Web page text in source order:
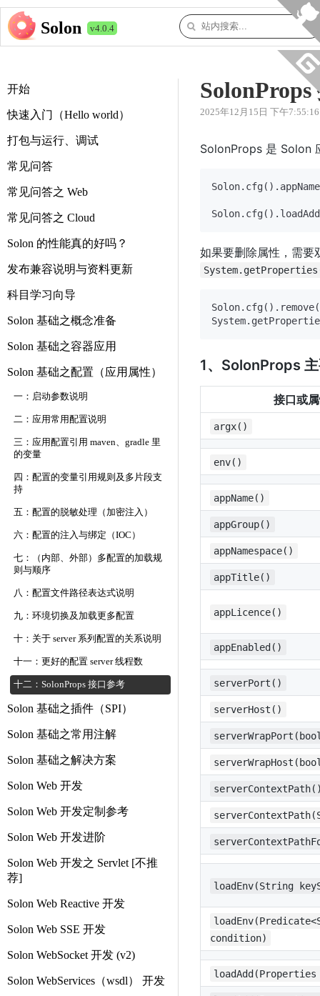
Solon v4.0.4
开始
快速入门（Hello world）
打包与运行、调试
常见问答
常见问答之 Web
常见问答之 Cloud
Solon 的性能真的好吗？
发布兼容说明与资料更新
科目学习向导
Solon 基础之概念准备
Solon 基础之容器应用
Solon 基础之配置（应用属性）
一：启动参数说明
二：应用常用配置说明
三：应用配置引用 maven、gradle 里
的变量
四：配置的变量引用规则及多片段支
持
五：配置的脱敏处理（加密注入）
六：配置的注入与绑定（IOC）
七：（内部、外部）多配置的加载规
则与顺序
八：配置文件路径表达式说明
九：环境切换及加载更多配置
十：关于 server 系列配置的关系说明
十一：更好的配置 server 线程数
十二：SolonProps 接口参考
Solon 基础之插件（SPI）
Solon 基础之常用注解
Solon 基础之解决方案
Solon Web 开发
Solon Web 开发定制参考
Solon Web 开发进阶
Solon Web 开发之 Servlet [不推
荐]
Solon Web Reactive 开发
Solon Web SSE 开发
Solon WebSocket 开发 (v2)
Solon WebServices（wsdl） 开发
2025年12月15日 下午7:55:16
SolonProps 是 Solon
如果要删除属性，需
Solon.cfg().remove(
1、SolonProps
接口或
argx()
env()
appName()
appGroup()
appNamespace()
appTitle()
appLicence()
appEnabled()
serverPort()
serverHost()
loadEnv(String
condition)